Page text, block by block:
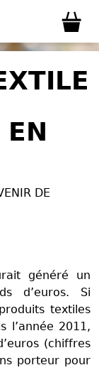
EN
DE
généré un
d’euros. Si
textiles
l’année 2011,
(chiffres
porteur pour